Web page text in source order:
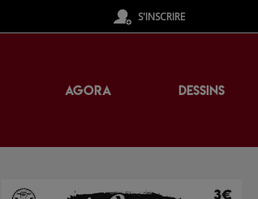
S'INSCRIRE
AGORA DESSINS